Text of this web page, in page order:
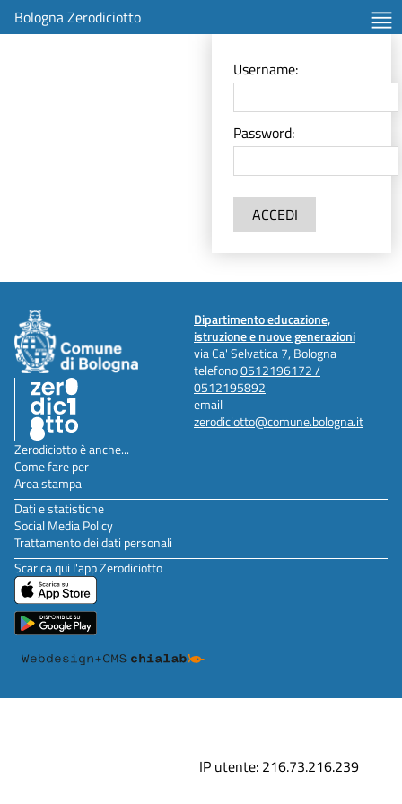
Bologna Zerodiciotto
Username:
Password:
ACCEDI
Dipartimento educazione,
istruzione e nuove generazioni
via Ca' Selvatica 7, Bologna
telefono0512196172 /
0512195892
email
zerodiciotto@comune.bologna.it
Zerodiciotto è anche...
Come fare per
Area stampa
Dati e statistiche
Social Media Policy
Trattamento dei dati personali
Scarica qui l'app Zerodiciotto
IP utente: 216.73.216.239